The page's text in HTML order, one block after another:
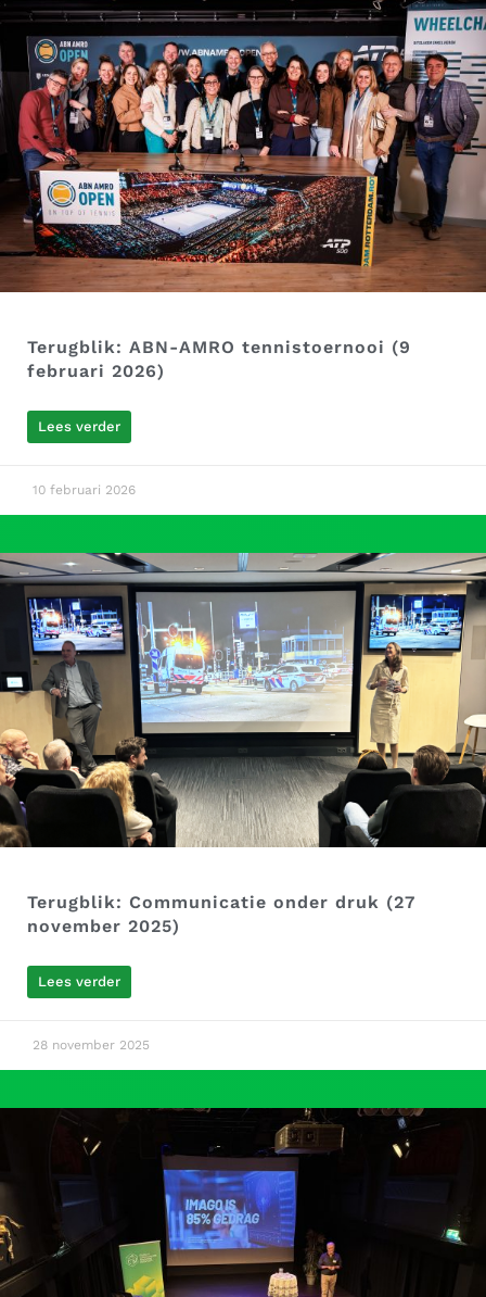
Terugblik: ABN-AMRO tennistoernooi (9
februari 2026)
Lees verder
10 februari 2026
Terugblik: Communicatie onder druk (27
november 2025)
Lees verder
28 november 2025